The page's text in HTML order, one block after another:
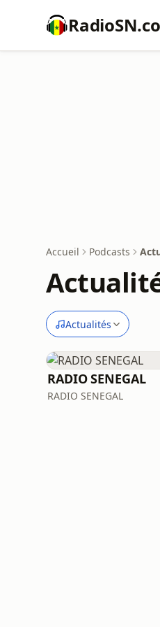
Accueil Podcasts
Actualités
RADIO SENEGAL
RADIO SENEGAL